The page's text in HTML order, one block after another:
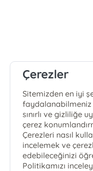
Çerezler
Sitemizden en iyi
sınırlı ve gizliliğe
çerez
Çerezleri nasıl
incelemek ve
edebileceğinizi
Politikamızı